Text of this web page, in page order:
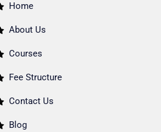
Home
About Us
Courses
Fee Structure
Contact Us
Blog